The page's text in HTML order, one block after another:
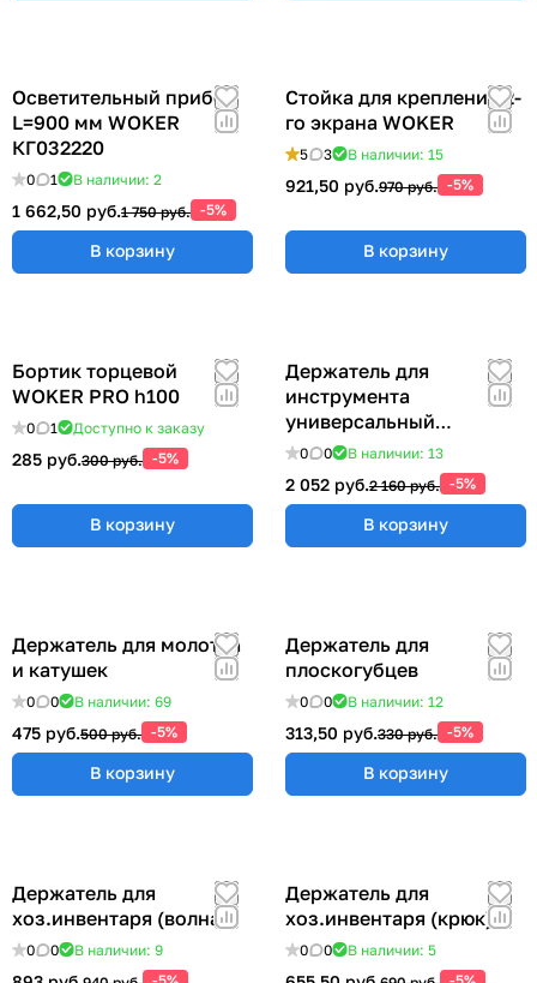
Осветительный прибор
L=900 мм WOKER
КГ032220
0 1 В наличии: 2
1 662,50 руб.1 750 руб. -5%
В корзину
Стойка для крепления 2-
го экрана WOKER
5 3 В наличии: 15
921,50 руб.970 руб. -5%
В корзину
Бортик торцевой
WOKER PRO h100
0 1 Доступно к заказу
285 руб.300 руб. -5%
В корзину
Держатель для
инструмента
универсальный
57x383x185 мм ER-
0 0 В наличии: 13
2 052 руб.2 160 руб. -5%
В корзину
Держатель для молотка
и катушек
0 0 В наличии: 69
475 руб.500 руб. -5%
В корзину
Держатель для
плоскогубцев
0 0 В наличии: 12
313,50 руб.330 руб. -5%
В корзину
Держатель для
хоз.инвентаря (волна)
0 0 В наличии: 9
Держатель для
хоз.инвентаря (крюк)
0 0 В наличии: 5